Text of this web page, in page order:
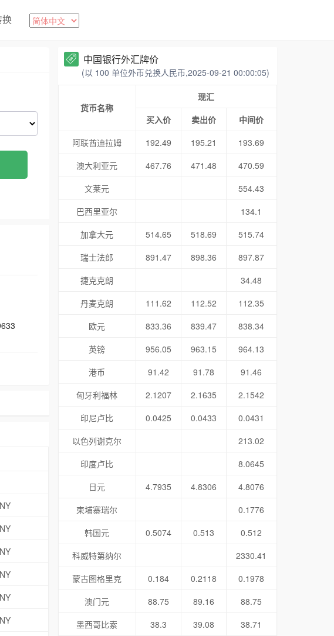
换
中国银行外汇牌价
(以 100 单位外币兑换人民币,2025-09-21 00:00:05)
货币名称
现汇
买入价
卖出价
中间价
阿联酋迪拉姆
192.49 195.21
193.69
澳大利亚元
467.76 471.48
470.59
文莱元
554.43
巴西里亚尔
134.1
加拿大元
514.65 518.69
515.74
瑞士法郎
891.47 898.36
897.87
捷克克朗
34.48
丹麦克朗
111.62 112.52
112.35
欧元
833.36 839.47
838.34
英镑
956.05 963.15
964.13
港币
91.42 91.78
91.46
匈牙利福林
2.1207 2.1635
2.1542
印尼卢比
0.0425 0.0433
0.0431
以色列谢克尔
213.02
印度卢比
8.0645
日元
4.7935 4.8306
4.8076
柬埔寨瑞尔
0.1776
韩国元
0.5074 0.513
0.512
科威特第纳尔
2330.41
蒙古图格里克
0.184 0.2118
0.1978
澳门元
88.75 89.16
88.75
墨西哥比索
38.3 39.08
38.71